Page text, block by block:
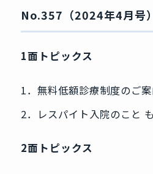
No.357（2024年4月号）
1面トピックス
1．無料低額診療制度のご
2．レスパイト入院のこと
2面トピックス